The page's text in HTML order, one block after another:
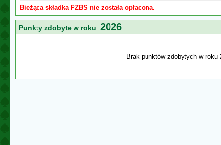
Bieżąca składka PZBS nie została opłacona.
Punkty zdobyte w roku 2026
Brak punktów zdobytych w roku